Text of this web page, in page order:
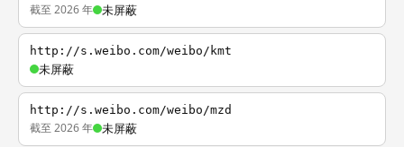
截至 2026 年 未屏蔽
http://s.weibo.com/weibo/kmt
未屏蔽
http://s.weibo.com/weibo/mzd
截至 2026 年 未屏蔽